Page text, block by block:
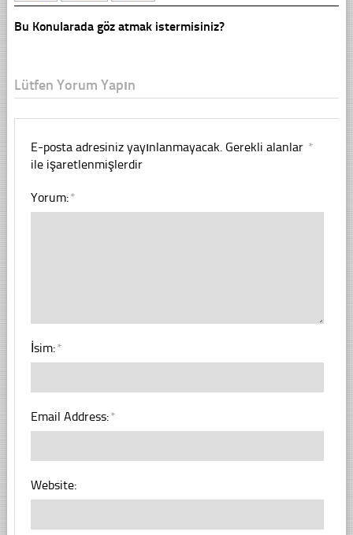
Bu Konularada göz atmak istermisiniz?
Lütfen Yorum Yapın
E-posta adresiniz yayınlanmayacak. Gerekli alanlar *
ile işaretlenmişlerdir
Yorum:*
İsim:*
Email Address:*
Website: